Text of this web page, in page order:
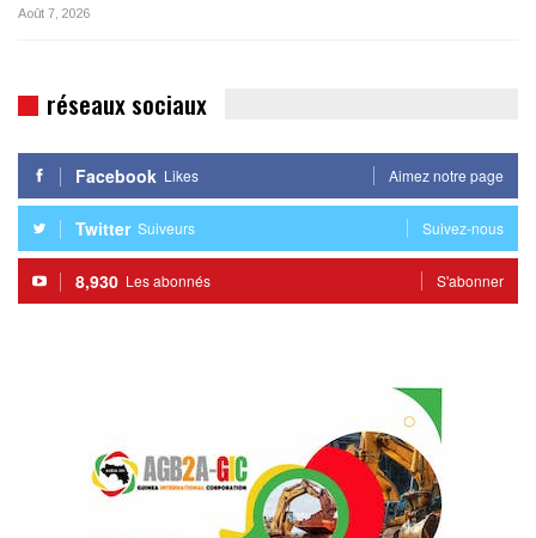
Août 7, 2026
réseaux sociaux
Facebook Likes Aimez notre page
Twitter Suiveurs Suivez-nous
8,930 Les abonnés S'abonner